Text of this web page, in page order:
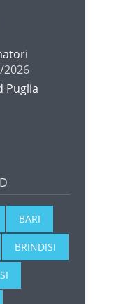
Puglia
BARI
BRINDISI